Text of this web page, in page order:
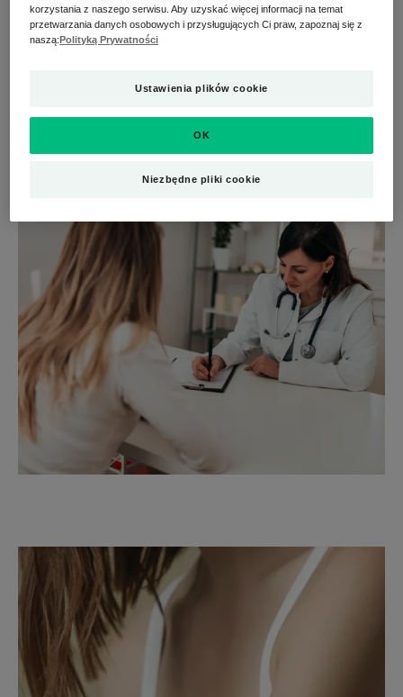
Czytaj więcej
korzystania z naszego serwisu. Aby uzyskać więcej informacji na temat
przetwarzania danych osobowych i przysługujących Ci praw, zapoznaj się z
naszą:Polityką Prywatności
Ustawienia plików cookie
Niezbędne pliki cookie
OK